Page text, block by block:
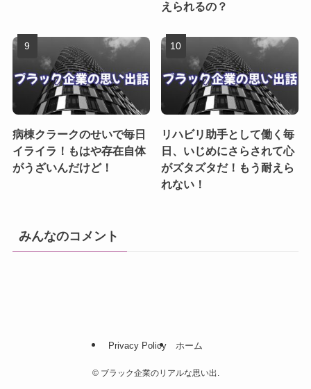
えられるの？
病棟クラークのせいで毎日
イライラ！もはや存在自体
がうざいんだけど！
リハビリ助手として働く毎
日、いじめにさらされて心
がズタズタだ！もう耐えら
れない！
みんなのコメント
Privacy Policy ホーム
©ブラック企業のリアルな思い出.